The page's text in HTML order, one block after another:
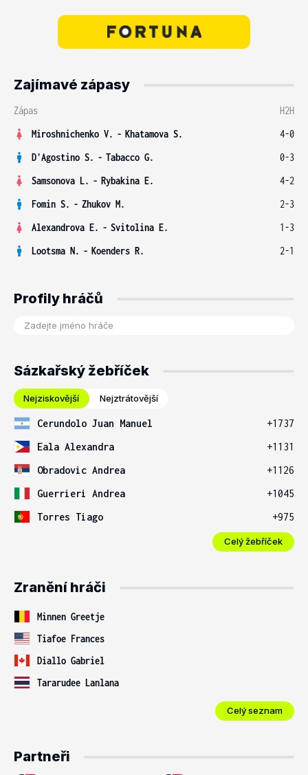
Zajímavé zápasy
Zápas
H2H
Miroshnichenko V. - Khatamova S.
4-0
D'Agostino S. - Tabacco G.
0-3
Samsonova L. - Rybakina E.
4-2
Fomin S. - Zhukov M.
2-3
Alexandrova E. - Svitolina E.
1-3
Lootsma N. - Koenders R. 2-1
Profily hráčů
Sázkařský žebříček
Nejziskovější Nejztrátovější
Cerundolo Juan Manuel
+1737
Eala Alexandra
+1131
Obradovic Andrea
+1126
Guerrieri Andrea
+1045
Torres Tiago
+975
Celý žebříček
Zranění hráči
Minnen Greetje
Tiafoe Frances
Diallo Gabriel
Tararudee Lanlana
Celý seznam
Partneři